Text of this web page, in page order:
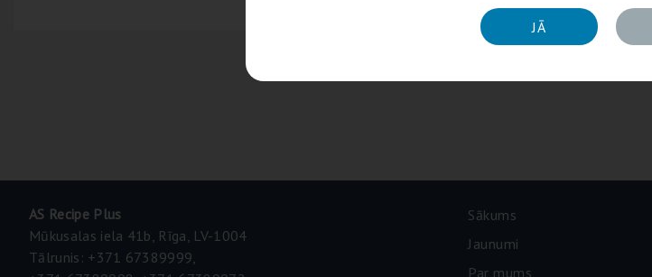
JĀ
AS Recipe Plus
Mūkusalas iela 41b, Rīga, LV-1004
Tālrunis: +371 67389999,
Sākums
Jaunumi
Par mums